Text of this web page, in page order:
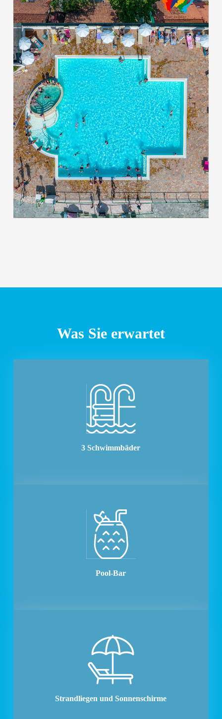
Was Sie erwartet
3 Schwimmbäder
Pool-Bar
Strandliegen und Sonnenschirme